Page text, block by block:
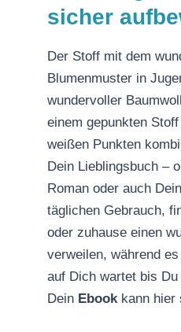
sicher
Der Stoff mit dem
Blumenmuster in
wundervoller
einem gepunkten
weißen Punkten
Dein Lieblingsbuch –
Roman oder auch
täglichen Gebrauch,
oder zuhause einen
verweilen, während
auf Dich wartet bis
Dein Ebookkann hier